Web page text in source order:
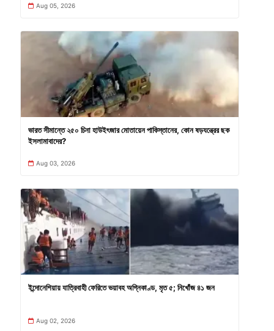
Aug 05, 2026
ভারত সীমান্তে ২৫০ চিনা হাউইৎজার মোতায়েন পাকিস্তানের, কোন ষড়যন্ত্রের ছক
ইসলামাবাদের?
Aug 03, 2026
ইন্দোনেশিয়ায় যাত্রিবাহী ফেরিতে ভয়াবহ অগ্নিকাণ্ড, মৃত ৫; নিখোঁজ ৪১ জন
Aug 02, 2026